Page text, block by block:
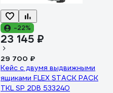
-22%
23 145 ₽
29 700 ₽
Кейс с двумя выдвижными
ящиками FLEX STACK PACK
TKL SP 2DB 533240